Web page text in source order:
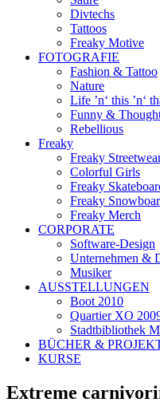
Divtechs
Tattoos
Freaky Motive
FOTOGRAFIE
Fashion & Tattoo
Nature
Life ’n‘ this ’n‘
Funny &
Rebellious
Freaky
Freaky
Colorful Girls
Freaky
Freaky
Freaky Merch
CORPORATE
Software-Design
Unternehmen &
Musiker
AUSSTELLUNGEN
Boot 2010
Quartier XO
Stadtbibliothek
BÜCHER &
KURSE
Extreme